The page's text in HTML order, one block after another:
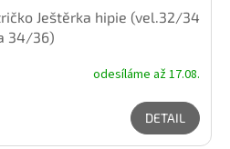
Ještěrka hipie (vel.32/34
34/36)
odesíláme až 17.08.
DETAIL